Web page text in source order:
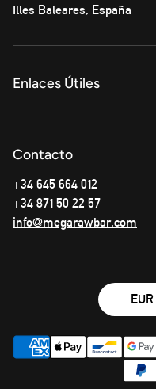
Illes Baleares, España
Enlaces Útiles
Info Envíos
Contacto
+34 645 664 012
+34 871 50 22 57
info@megarawbar.com